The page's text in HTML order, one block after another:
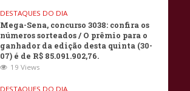
DESTAQUES DO DIA
Mega-Sena, concurso 3038: confira os
números sorteados / O prêmio para o
ganhador da edição desta quinta (30-
07) é de R$ 85.091.902,76.
19 Views
DESTAQUES DO DIA